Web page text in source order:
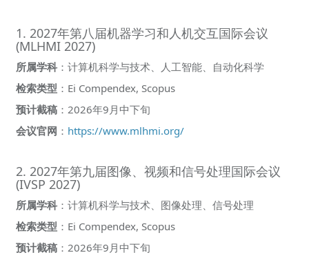
1. 2027年第八届机器学习和人机交互国际会议
(MLHMI 2027)
所属学科：计算机科学与技术、人工智能、自动化科学
检索类型 ：Ei Compendex, Scopus
预计截稿：2026年9月中下旬
会议官网 ： https://www.mlhmi.org/
2. 2027年第九届图像、视频和信号处理国际会议
(IVSP 2027)
所属学科：计算机科学与技术、图像处理、信号处理
检索类型 ：Ei Compendex, Scopus
预计截稿：2026年9月中下旬